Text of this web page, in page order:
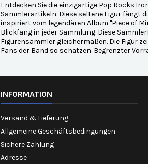
Entdecken Sie die einzigartige Pop Rocks
Sammlerartikeln. Diese seltene Figur fängt
inspiriert vom legendären Album "Piece of
Blickfang in jeder Sammlung. Diese
Figurensammler gleichermaßen. Die Figur
Fans der Band so schätzen. Begrenzter
INFORMATION
Versand & Lieferung
Allgemeine Geschäftsbedingungen
Sichere Zahlung
Adresse